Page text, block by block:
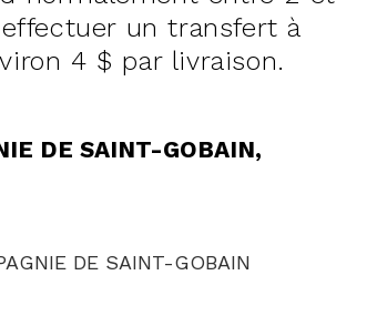
un transfert à
4 $ par livraison.
DE SAINT-GOBAIN,
DE SAINT-GOBAIN